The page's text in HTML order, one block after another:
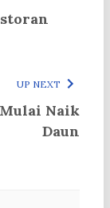
UP NEXT
Naik
Daun